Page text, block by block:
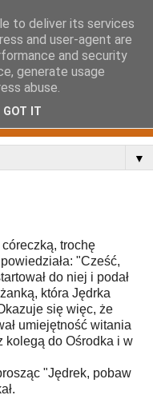
▼
trochę
"Cześć,
do niej i podał
która Jędrka
się więc, że
umiejętność witania
kolegą do Ośrodka i w
"Jędrek, pobaw
to deliver its services
and user-agent are
and security
generate usage
abuse.
GOT IT